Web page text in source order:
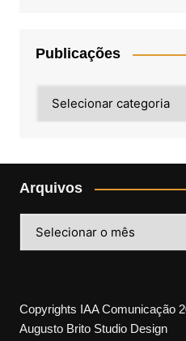
Publicações
Arquivos
Copyrights IAA Comunicação
Augusto Brito Studio Design